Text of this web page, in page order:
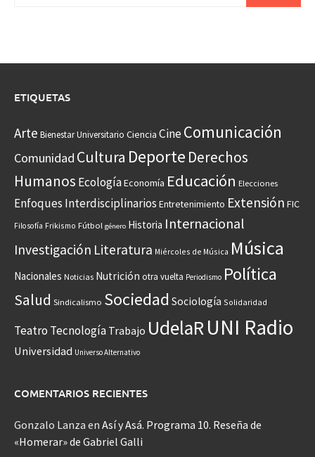
ETIQUETAS
Arte Bienestar Universitario Ciencia CineComunicación
Comunidad Cultura Deporte Derechos
Humanos EcologíaEconomía Educación Elecciones
Enfoques Interdisciplinarios Entretenimiento Extensión FIC
Filosofía Frikismo Fútbol género Historia Internacional
Investigación Literatura Miércoles de Música Música
Nacionales Noticias Nutrición otra vuelta Periodismo Política
Salud Sindicalismo Sociedad Sociología Solidaridad
Teatro Tecnología Trabajo UdelaRUNI Radio
Universidad Universo Alternativo
COMENTARIOS RECIENTES
Gonzalo Lanza en Así y Asá. Programa 10. Reseña de
«Homerar» de Gabriel Galli